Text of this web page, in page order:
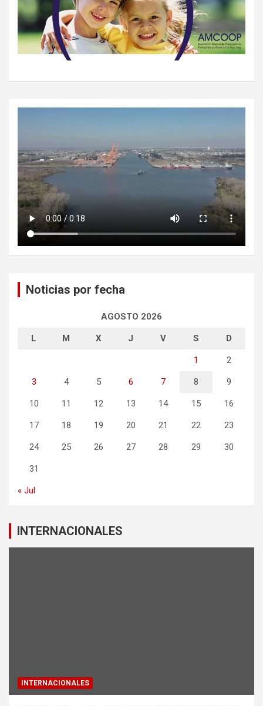
Noticias por fecha
AGOSTO 2026
L M X J V S D
1 2
3 4 5 6 7 8 9
10 11 12 13 14 15 16
17 18 19 20 21 22 23
24 25 26 27 28 29 30
31
« Jul
INTERNACIONALES
INTERNACIONALES